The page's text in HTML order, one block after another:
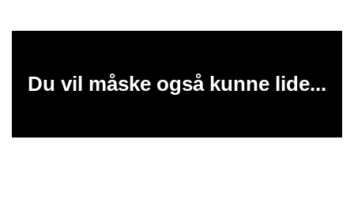
Du vil måske også kunne lide...